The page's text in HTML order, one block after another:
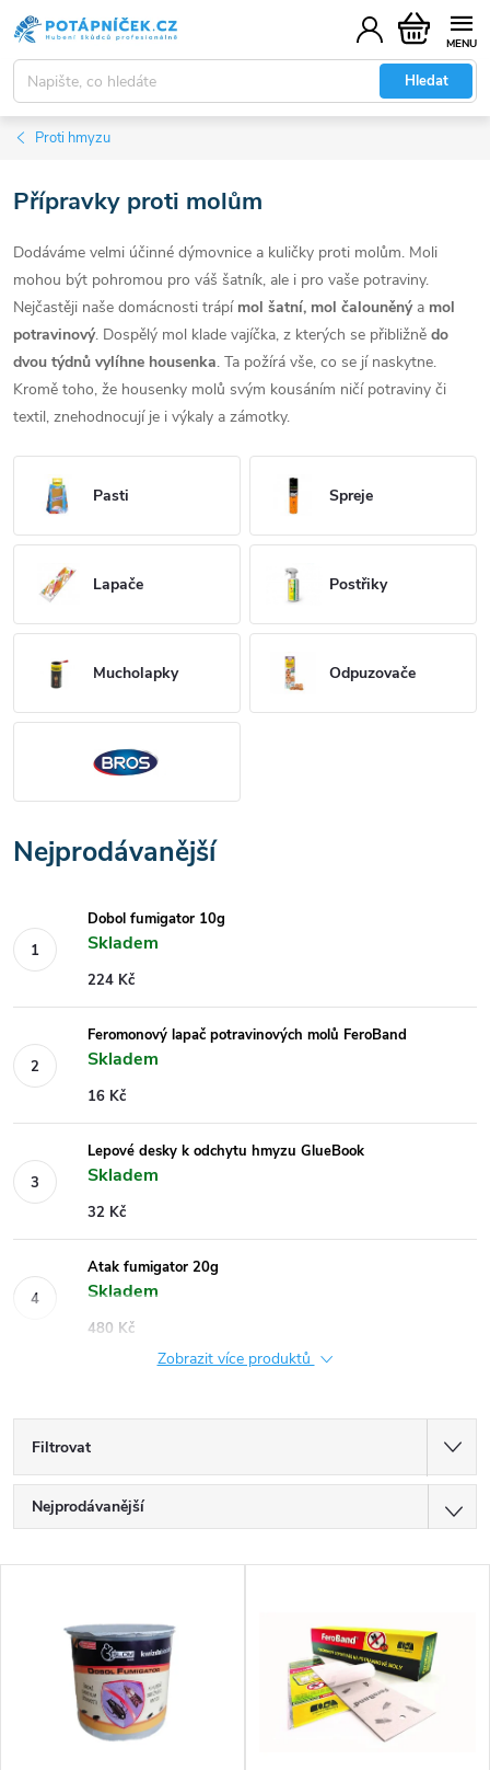
Přejít
na
obsah
Hledat
Nákupní
košík
Proti hmyzu
Přípravky proti molům
Dodáváme velmi účinné dýmovnice a kuličky proti molům. Moli
mohou být pohromou pro váš šatník, ale i pro vaše potraviny.
Nejčastěji naše domácnosti trápí mol šatní, mol čalouněnýa mol
potravinový. Dospělý mol klade vajíčka, z kterých se přibližně do
dvou týdnů vylíhne housenka. Ta požírá vše, co se jí naskytne.
Kromě toho, že housenky molů svým kousáním ničí potraviny či
textil, znehodnocují je i výkaly a zámotky.
Pasti Spreje
Lapače Postřiky
Mucholapky Odpuzovače
Nejprodávanější
Dobol fumigator 10g
Skladem
224 Kč
Feromonový lapač potravinových molů FeroBand
Skladem
16 Kč
Lepové desky k odchytu hmyzu GlueBook
Skladem
32 Kč
Atak fumigator 20g
Skladem
480 Kč
Zobrazit více produktů
Filtrovat
a
Nejprodávanější
Nejdražší
Abecedně